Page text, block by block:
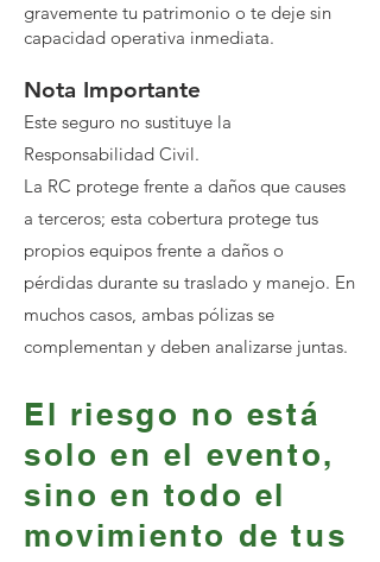
gravemente tu patrimonio o te deje sin
capacidad operativa inmediata.
Nota Importante
Este seguro no sustituye la
Responsabilidad Civil.
La RC protege frente a daños que causes
a terceros; esta cobertura protege tus
propios equipos frente a daños o
pérdidas durante su traslado y manejo. En
muchos casos, ambas pólizas se
complementan y deben analizarse juntas.
El riesgo no está
solo en el evento,
sino en todo el
movimiento de tus